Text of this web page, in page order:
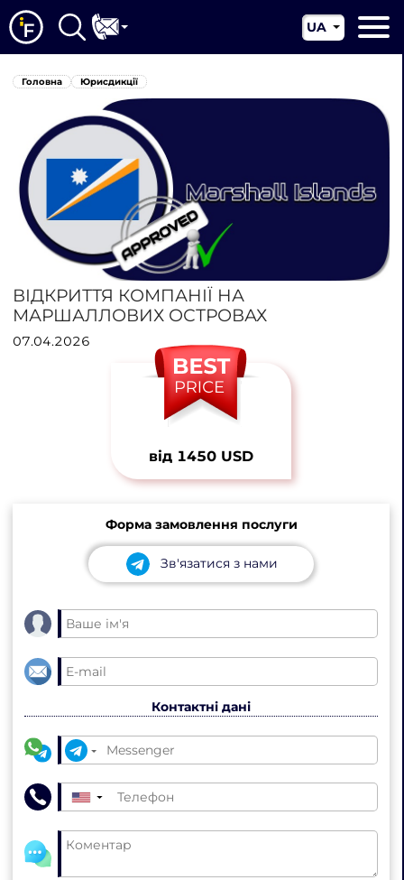
Про нас
Новини
Юрисдикції
UA
EN
Головна Юрисдикції
ВІДКРИТТЯ КОМПАНІЇ НА
МАРШАЛЛОВИХ ОСТРОВАХ
07.04.2026
від 1450 USD
Форма замовлення послуги
Зв'язатися з нами
Контактні дані
▼